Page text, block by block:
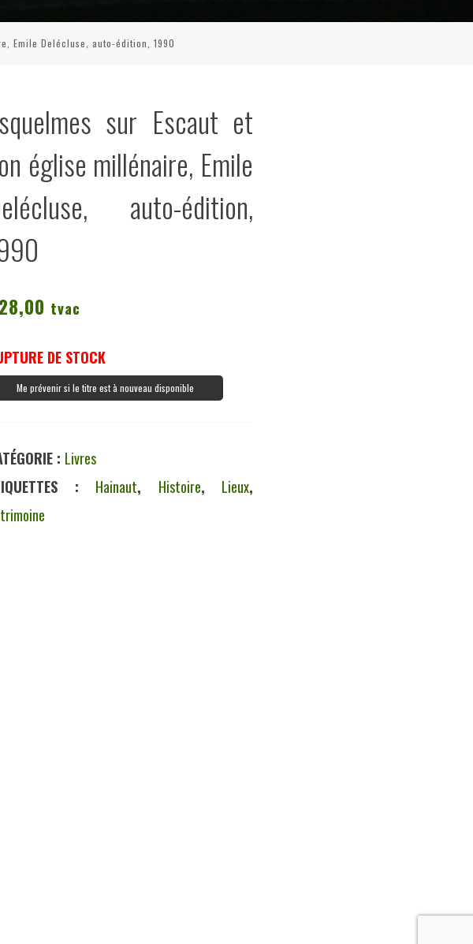
Emile Delécluse, auto-édition, 1990
sur Escaut et
église millénaire, Emile
auto-édition,
28,00 tvac
DE STOCK
Me prévenir si le titre est à nouveau disponible
: Livres
: Hainaut, Histoire, Lieux,